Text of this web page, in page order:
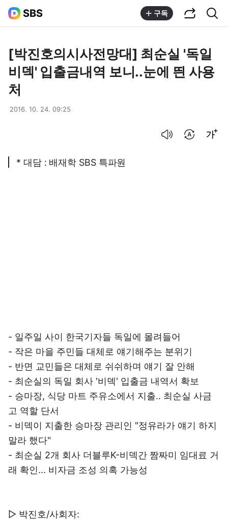
SBS 구독
[박진호의시사전망대] 최순실 '독일
비덱' 입출금내역 보니..눈에 띈 사용
처
2016. 10. 24. 09:25
* 대담 : 배재학 SBS 특파원
- 일주일 사이 한국기자들 독일에 몰려들어
- 작은 마을 주민들 대체로 얘기해주는 분위기
- 반면 교민들은 대체로 쉬쉬하며 얘기 잘 안해
- 최순실의 독일 회사 '비덱' 입출금 내역서 확보
- 승마장, 식당 마트 주유소에서 지출.. 최순실 사금
고 역할 단서
- 비덱이 지출한 승마장 관리인 "정유라가 얘기 하지
말라 했다"
- 최순실 2개 회사 더블루K-비덱간 짬짜미 임대료 거
래 확인... 비자금 조성 의혹 가능성
▷ 박진호/사회자: